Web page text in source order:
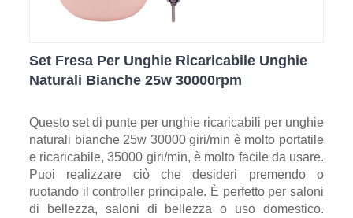
Set Fresa Per Unghie Ricaricabile Unghie
Naturali Bianche 25w 30000rpm
Questo set di punte per unghie ricaricabili per unghie
naturali bianche 25w 30000 giri/min è molto portatile
e ricaricabile, 35000 giri/min, è molto facile da usare.
Puoi realizzare ciò che desideri premendo o
ruotando il controller principale. È perfetto per saloni
di bellezza, saloni di bellezza o uso domestico.